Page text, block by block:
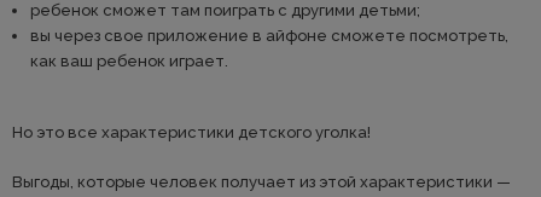
ребенок сможет там поиграть с другими детьми;
вы через свое приложение в айфоне сможете посмотреть,
как ваш ребенок играет.
Но это все характеристики детского уголка!
Выгоды, которые человек получает из этой характеристики —